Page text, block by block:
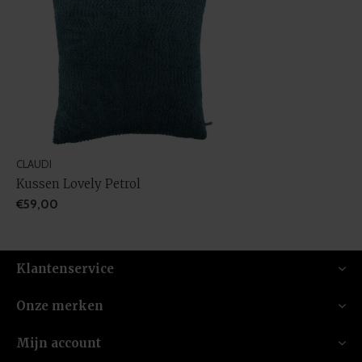
CLAUDI
Kussen Lovely Petrol
€59,00
Klantenservice
Onze merken
Mijn account